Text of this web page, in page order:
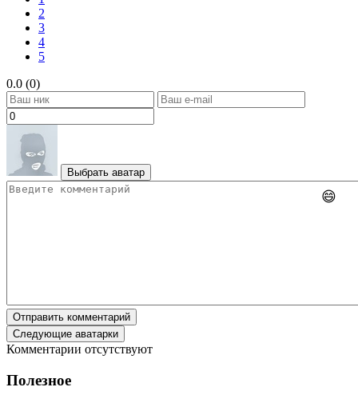
2
3
4
5
0.0 (0)
Выбрать аватар
😄
Отправить комментарий
Следующие аватарки
Комментарии отсутствуют
Полезное